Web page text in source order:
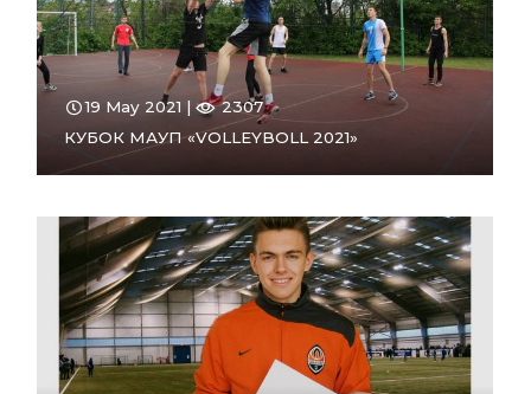
19 May 2021 |
2307
КУБОК МАУП «VOLLEYBOLL 2021»
ПЕРЕЙТИВ РОЗДІЛ